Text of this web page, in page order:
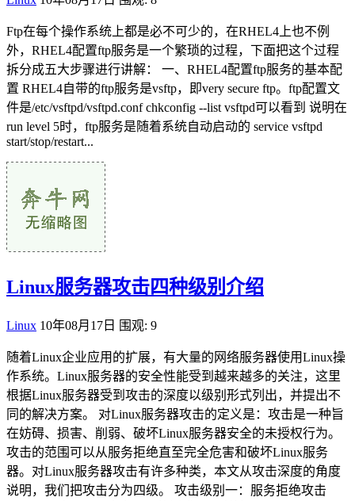
Ftp在每个操作系统上都是必不可少的，在RHEL4上也不例
外，RHEL4配置ftp服务是一个繁琐的过程，下面把这个过程
拆分成五大步骤进行讲解： 一、RHEL4配置ftp服务的基本配
置 RHEL4自带的ftp服务是vsftp，即very secure ftp。ftp配置文
件是/etc/vsftpd/vsftpd.conf chkconfig --list vsftpd可以看到 说明在
run level 5时，ftp服务是随着系统自动启动的 service vsftpd
start/stop/restart...
Linux服务器攻击四种级别介绍
Linux 10年08月17日 围观: 9
随着Linux企业应用的扩展，有大量的网络服务器使用Linux操
作系统。Linux服务器的安全性能受到越来越多的关注，这里
根据Linux服务器受到攻击的深度以级别形式列出，并提出不
同的解决方案。 对Linux服务器攻击的定义是：攻击是一种旨
在妨碍、损害、削弱、破坏Linux服务器安全的未授权行为。
攻击的范围可以从服务拒绝直至完全危害和破坏Linux服务
器。对Linux服务器攻击有许多种类，本文从攻击深度的角度
说明，我们把攻击分为四级。 攻击级别一：服务拒绝攻击